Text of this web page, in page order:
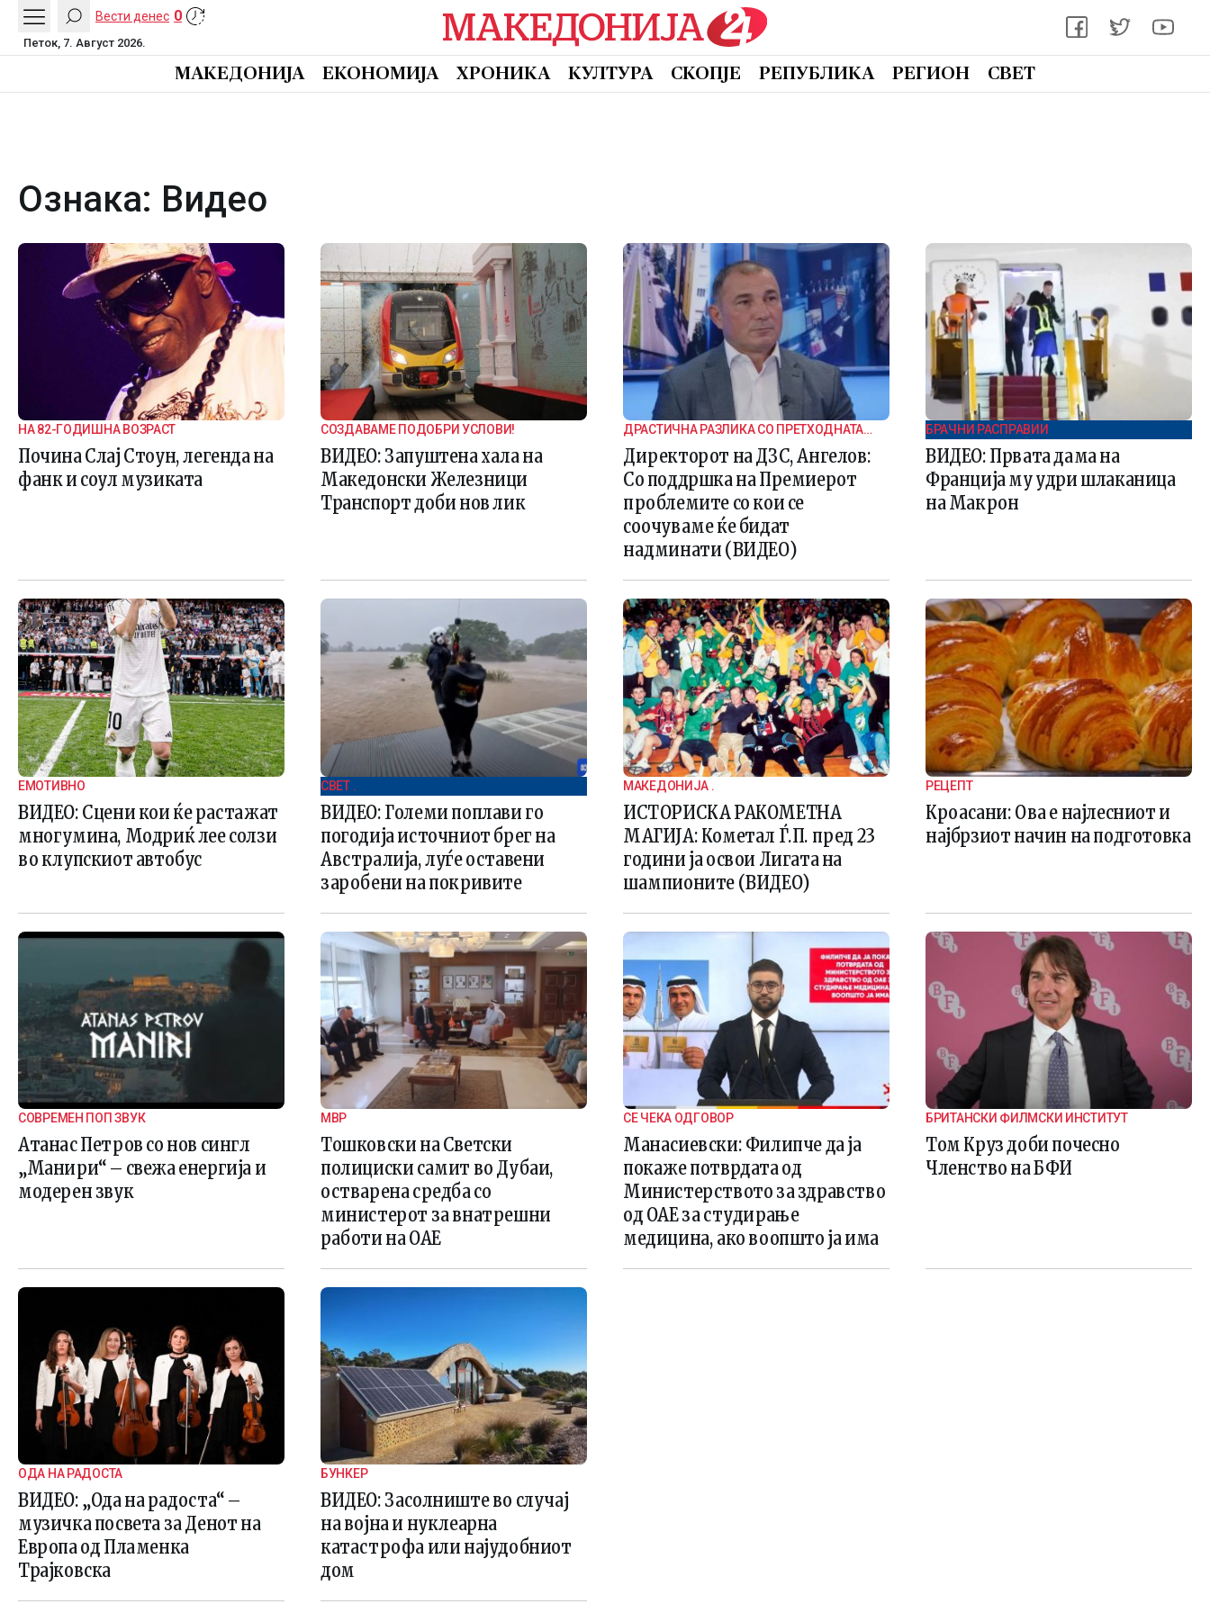
Вести денес 0
Петок, 7. Август 2026.
МАКЕДОНИЈА ЕКОНОМИЈА ХРОНИКА КУЛТУРА СКОПЈЕ РЕПУБЛИКА РЕГИОН СВЕТ
Ознака: Видео
НА 82-ГОДИШНА ВОЗРАСТ
Почина Слај Стоун, легенда на
фанк и соул музиката
СОЗДАВАМЕ ПОДОБРИ УСЛОВИ!
ВИДЕО: Запуштена хала на
Македонски Железници
Транспорт доби нов лик
ДРАСТИЧНА РАЗЛИКА СО ПРЕТХОДНАТА
ВЛАДА
Директорот на ДЗС, Ангелов:
Со поддршка на Премиерот
проблемите со кои се
соочуваме ќе бидат
надминати (ВИДЕО)
БРАЧНИ РАСПРАВИИ
ВИДЕО: Првата дама на
Франција му удри шлаканица
на Макрон
ЕМОТИВНО
ВИДЕО: Сцени кои ќе растажат
многумина, Модриќ лее солзи
во клупскиот автобус
СВЕТ .
ВИДЕО: Големи поплави го
погодија источниот брег на
Австралија, луѓе оставени
заробени на покривите
МАКЕДОНИЈА .
ИСТОРИСКА РАКОМЕТНА
МАГИЈА: Кометал Ѓ.П. пред 23
години ја освои Лигата на
шампионите (ВИДЕО)
РЕЦЕПТ
Кроасани: Ова е најлесниот и
најбрзиот начин на подготовка
СОВРЕМЕН ПОП ЗВУК
Атанас Петров со нов сингл
„Манири“ – свежа енергија и
модерен звук
МВР
Тошковски на Светски
полициски самит во Дубаи,
остварена средба со
министерот за внатрешни
работи на ОАЕ
СЕ ЧЕКА ОДГОВОР
Манасиевски: Филипче да ја
покаже потврдата од
Министерството за здравство
од ОАЕ за студирање
медицина, ако воопшто ја има
БРИТАНСКИ ФИЛМСКИ ИНСТИТУТ
Том Круз доби почесно
Членство на БФИ
ОДА НА РАДОСТА
ВИДЕО: „Ода на радоста“ –
музичка посвета за Денот на
Европа од Пламенка
Трајковска
БУНКЕР
ВИДЕО: Засолниште во случај
на војна и нуклеарна
катастрофа или најудобниот
дом